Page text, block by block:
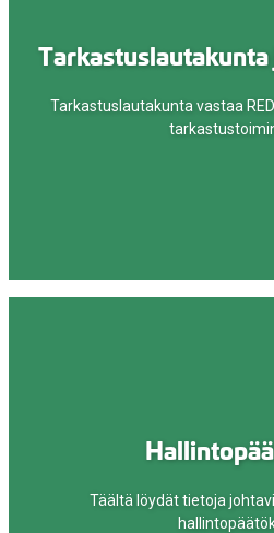
Tarkastuslautakunta vastaa
Täältä löydät tietoja